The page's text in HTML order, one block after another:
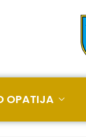
OPATIJA